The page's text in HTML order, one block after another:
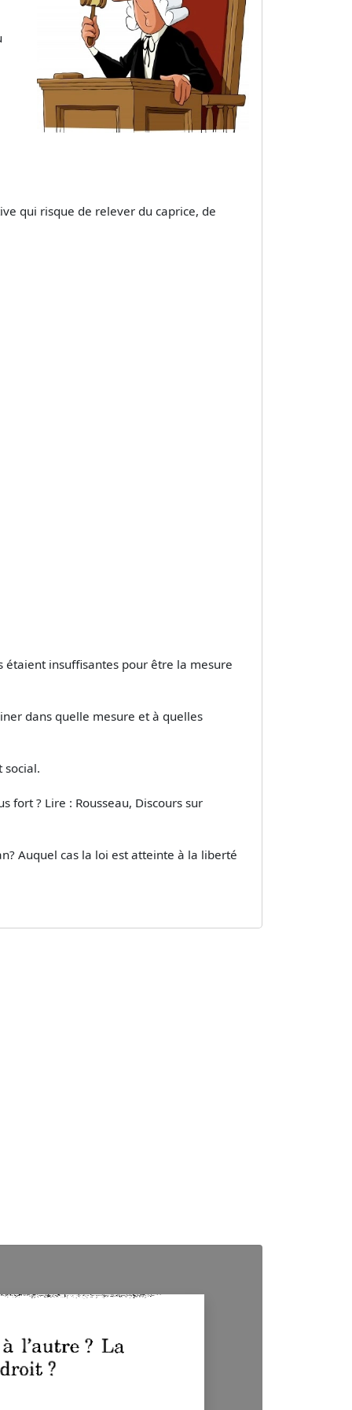
qui risque de relever du caprice, de
étaient insuffisantes pour être la mesure
dans quelle mesure et à quelles
social.
? Lire : Rousseau, Discours sur
Auquel cas la loi est atteinte à la liberté